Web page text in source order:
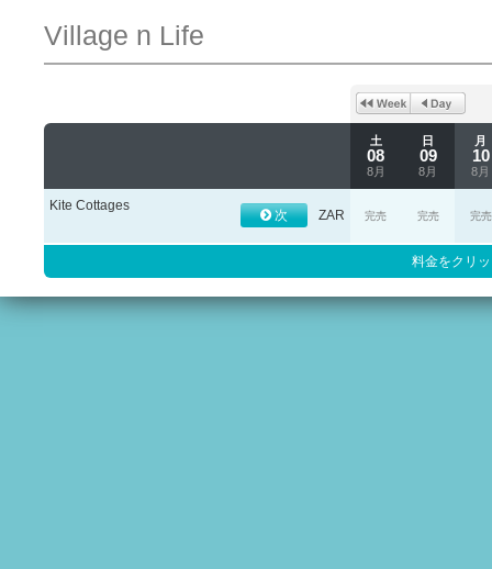
Village n Life
土
08
8月
日
09
8月
月
10
8月
Kite Cottages
次 ZAR 完売 完売 完売
料金をクリ